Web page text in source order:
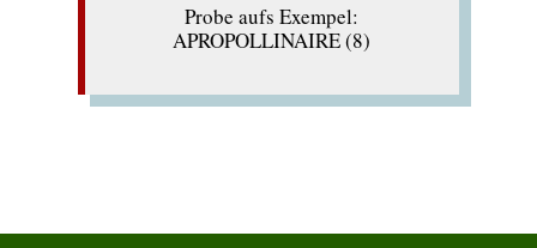
Probe aufs Exempel:
APROPOLLINAIRE (8)